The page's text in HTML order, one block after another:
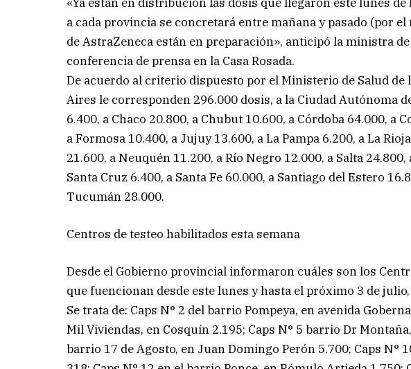
a cada provincia se concretará entre mañana y pasado (por
de AstraZeneca están en preparación», anticipó la ministra
conferencia de prensa en la Casa Rosada.
De acuerdo al criterio dispuesto por el Ministerio de Salud de
Aires le corresponden 296.000 dosis, a la Ciudad Autónoma
6.400, a Chaco 20.800, a Chubut 10.600, a Córdoba 64.000, a
a Formosa 10.400, a Jujuy 13.600, a La Pampa 6.200, a La
21.600, a Neuquén 11.200, a Río Negro 12.000, a Salta
Santa Cruz 6.400, a Santa Fe 60.000, a Santiago del Estero
Tucumán 28.000.
Centros de testeo habilitados esta semana
Desde el Gobierno provincial informaron cuáles son los
que fuencionan desde este lunes y hasta el próximo 3 de julio,
Se trata de: Caps N° 2 del barrio Pompeya, en avenida
Mil Viviendas, en Cosquín 2.195; Caps N° 5 barrio Dr
barrio 17 de Agosto, en Juan Domingo Perón 5.700; Caps N°